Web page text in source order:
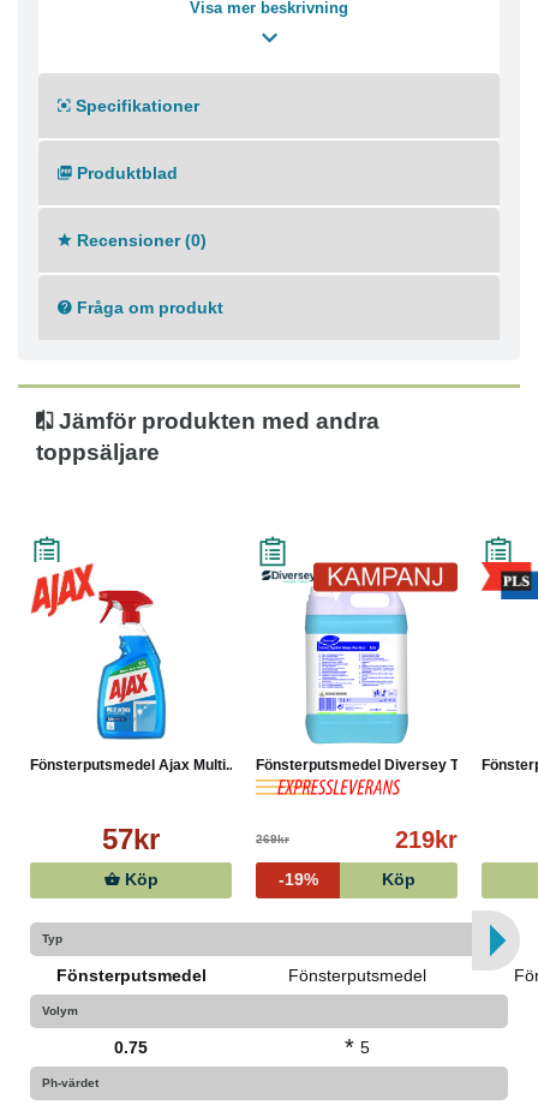
● Miljömärkt med EU Ecolabel
● Enkel att använda
Teknisk specifikation
● EU Ecolabel licensnummer: DK/020/013
Visa mer beskrivning
Specifikationer
Produktblad
Recensioner (0)
Fråga om produkt
Jämför produkten med andra
toppsäljare
Fönsterputsmedel Ajax Multi...
57kr
Köp
Fönsterputsmedel Diversey T...
269kr 219kr
-19% Köp
Typ
Fönsterputsmedel Fönsterputsmedel
Volym
0.75 * 5
Ph-värdet